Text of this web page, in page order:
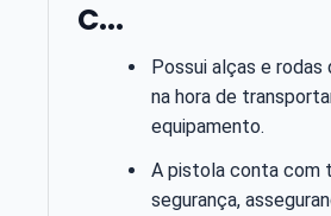
C...
Possui alças e
na hora de
equipamento.
A pistola conta com
segurança,